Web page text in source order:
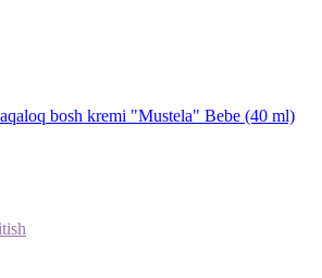
bosh kremi "Mustela" Bebe (40 ml)